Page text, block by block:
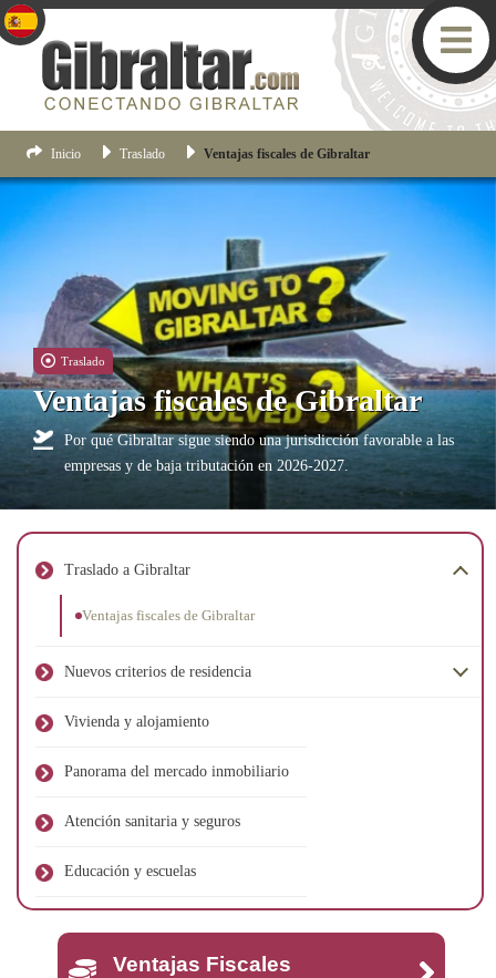
Inicio Traslado Ventajas fiscales de Gibraltar
Traslado
Ventajas fiscales de Gibraltar
Por qué Gibraltar sigue siendo una jurisdicción favorable a las
empresas y de baja tributación en 2026-2027.
Traslado a Gibraltar
Ventajas fiscales de Gibraltar
Nuevos criterios de residencia
Vivienda y alojamiento
Panorama del mercado inmobiliario
Atención sanitaria y seguros
Educación y escuelas
Ventajas Fiscales